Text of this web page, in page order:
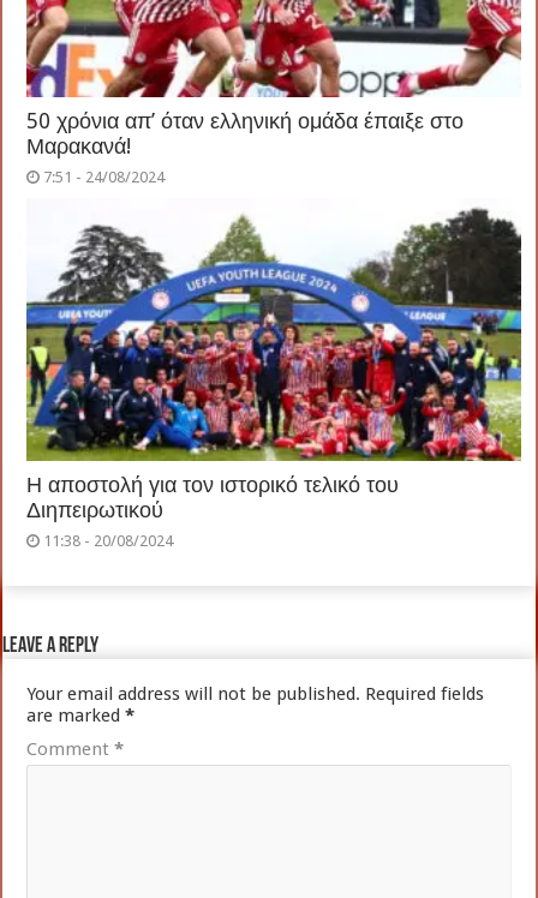
50 χρόνια απ’ όταν ελληνική ομάδα έπαιξε στο
Μαρακανά!
7:51 - 24/08/2024
Η αποστολή για τον ιστορικό τελικό του
Διηπειρωτικού
11:38 - 20/08/2024
Leave a Reply
Your email address will not be published. Required fields
are marked*
Comment*